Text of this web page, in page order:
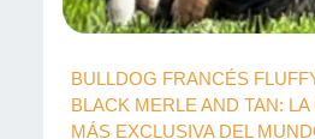
BULLDOG FRANCÉS
BLACK MERLE AND TAN:
MÁS EXCLUSIVA DEL